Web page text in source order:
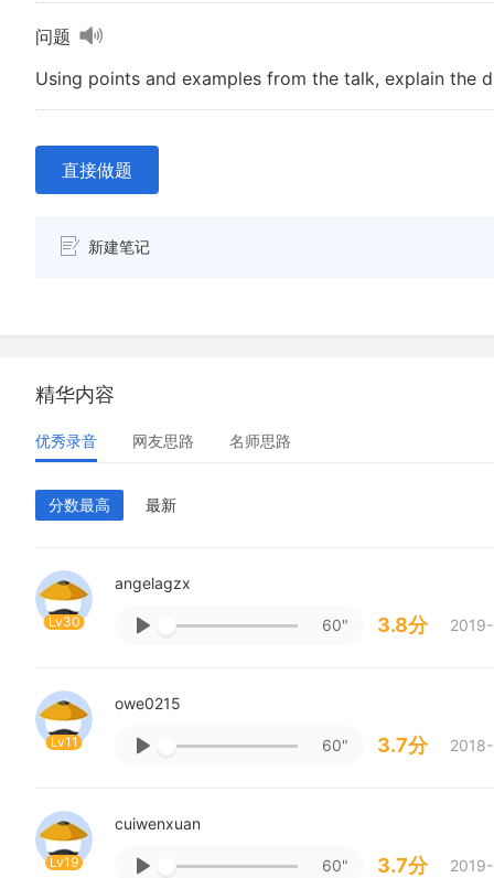
问题
Using points and examples from the talk, explain the
直接做题
新建笔记
精华内容
优秀录音 网友思路 名师思路
分数最高 最新
Lv30
angelagzx
60" 3.8分
Lv11
owe0215
60" 3.7分
Lv19
cuiwenxuan
60" 3.7分